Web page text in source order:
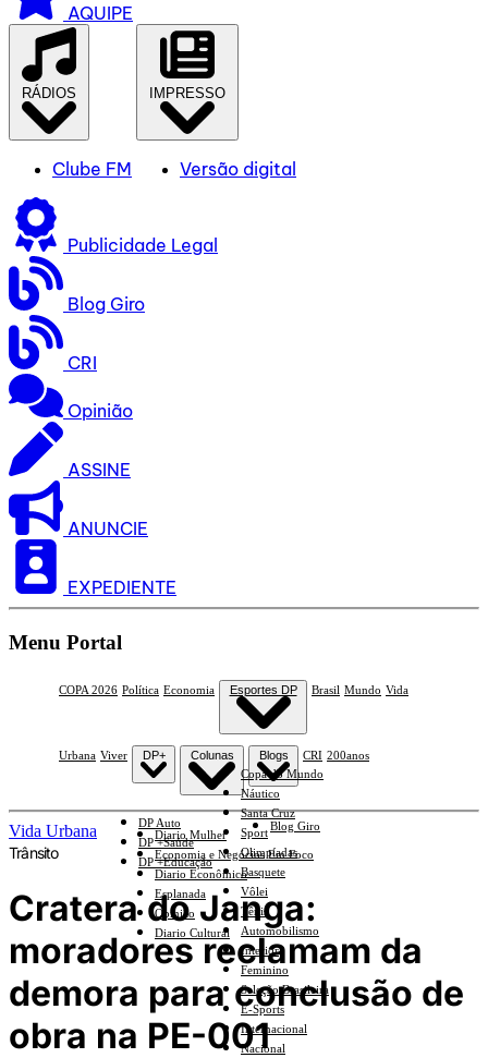
AQUIPE
RÁDIOS
Clube FM
IMPRESSO
Versão digital
Publicidade Legal
Blog Giro
CRI
Opinião
ASSINE
ANUNCIE
EXPEDIENTE
Menu Portal
COPA 2026 Política Economia Esportes DP
Copa do Mundo
Náutico
Santa Cruz
Sport
Olimpíadas
Basquete
Vôlei
Tênis
Automobilismo
Interior
Feminino
Seleção Brasileira
E-Sports
Internacional
Nacional
Brasil Mundo Vida
Urbana Viver DP+
DP Auto
DP +Saúde
DP +Educação
Colunas
Diario Mulher
Economia e Negócios Em Foco
Diario Econômico
Esplanada
Opinião
Diario Cultural
Blogs
Blog Giro
CRI 200anos
Vida Urbana
Trânsito
Cratera do Janga:
moradores reclamam da
demora para conclusão de
obra na PE-001